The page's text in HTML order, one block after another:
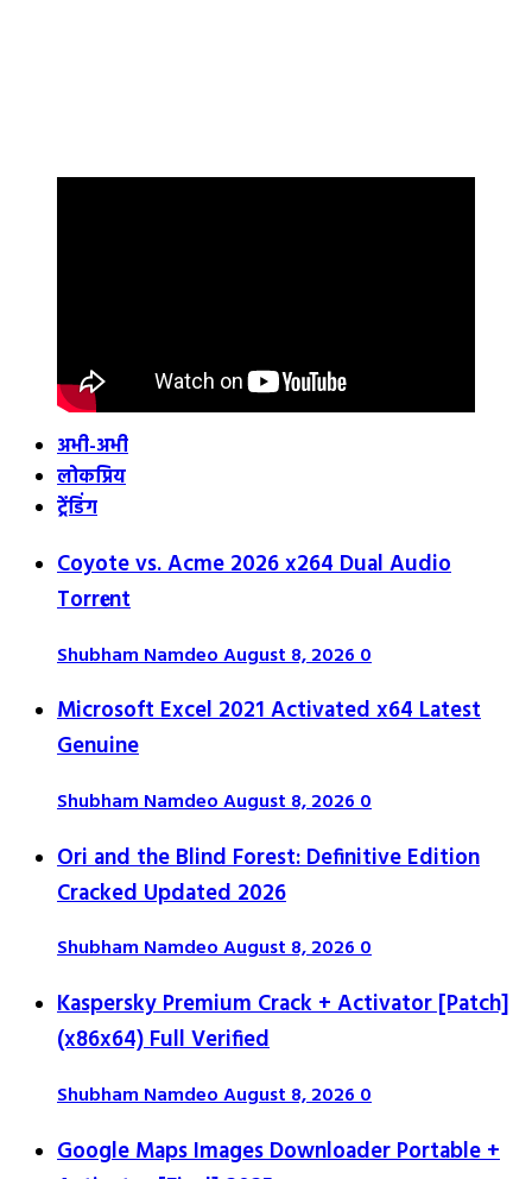
अभी-अभी
लोकप्रिय
ट्रेंडिंग
Coyote vs. Acme 2026 x264 Dual Audio
Torr𝐞nt
Shubham NamdeoAugust 8, 20260
Microsoft Excel 2021 Activated x64 Latest
Genuine
Shubham NamdeoAugust 8, 20260
Ori and the Blind Forest: Definitive Edition
Cracked Updated 2026
Shubham NamdeoAugust 8, 20260
Kaspersky Premium Crack + Activator [Patch]
(x86x64) Full Verified
Shubham NamdeoAugust 8, 20260
Google Maps Images Downloader Portable +